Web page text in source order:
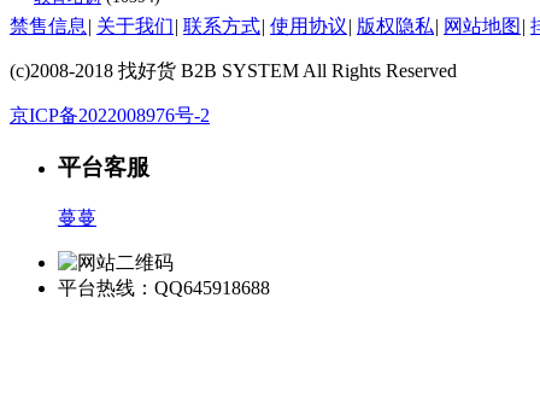
禁售信息 | 关于我们| 联系方式| 使用协议| 版权隐私| 网站地图 |
(c)2008-2018 找好货 B2B SYSTEM All Rights Reserved
京ICP备2022008976号-2
平台客服
蔓蔓
平台热线：QQ645918688